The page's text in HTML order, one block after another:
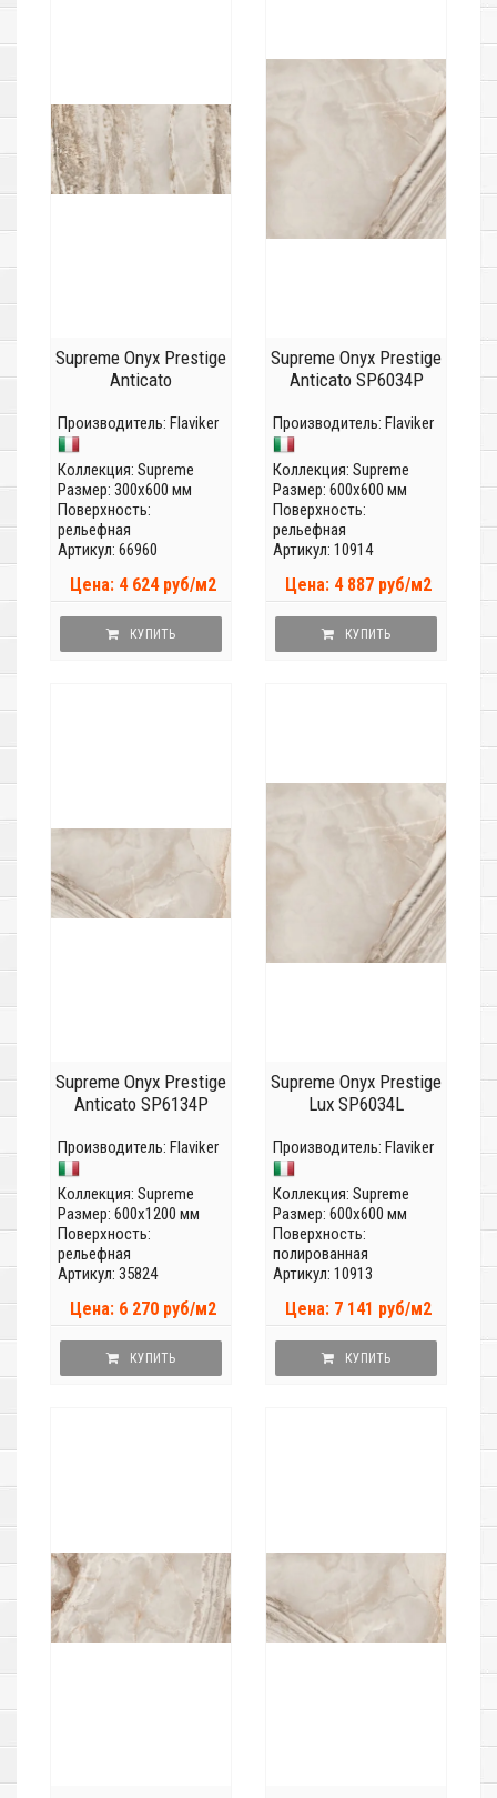
Supreme Onyx Prestige
Anticato
Производитель: Flaviker
Коллекция: Supreme
Размер: 300x600 мм
Поверхность:
рельефная
Артикул: 66960
Цена: 4 624 руб/м2
КУПИТЬ
Supreme Onyx Prestige
Anticato SP6034P
Производитель: Flaviker
Коллекция: Supreme
Размер: 600x600 мм
Поверхность:
рельефная
Артикул: 10914
Цена: 4 887 руб/м2
КУПИТЬ
Supreme Onyx Prestige
Anticato SP6134P
Производитель: Flaviker
Коллекция: Supreme
Размер: 600x1200 мм
Поверхность:
рельефная
Артикул: 35824
Цена: 6 270 руб/м2
КУПИТЬ
Supreme Onyx Prestige
Lux SP6034L
Производитель: Flaviker
Коллекция: Supreme
Размер: 600x600 мм
Поверхность:
полированная
Артикул: 10913
Цена: 7 141 руб/м2
КУПИТЬ